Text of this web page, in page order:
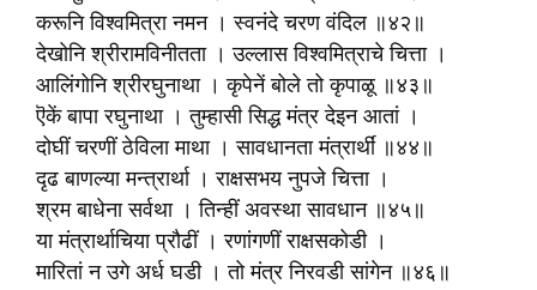
करूनि विश्वमित्रा नमन । स्वनंदे चरण वंदिल ॥४२॥
देखोनि श्रीरामविनीतता । उल्लास विश्वमित्राचे चित्ता ।
आलिंगोनि श्रीरघुनाथा । कृपेनें बोले तो कृपाळू ॥४३॥
ऎकें बापा रघुनाथा । तुम्हासी सिद्ध मंत्र देइन आतां ।
दोघीं चरणीं ठेविला माथा । सावधानता मंत्रार्थीं ॥४४॥
दृढ बाणल्या मन्त्रार्था । राक्षसभय नुपजे चित्ता ।
श्रम बाधेना सर्वथा । तिन्हीं अवस्था सावधान ॥४५॥
या मंत्रार्थाचिया प्रौढीं । रणांगणीं राक्षसकोडी ।
मारितां न उगे अर्ध घडी । तो मंत्र निरवडी सांगेन ॥४६॥